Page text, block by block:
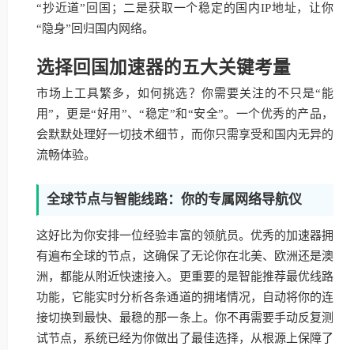
“抄近道”回国；二是获取一个稳定的国内IP地址，让你
“隐身”回归国内网络。
选择回国加速器的五大关键考量
市场上工具繁多，如何挑选？你需要关注的不只是“能
用”，更是“好用”、“稳定”和“安全”。一个优秀的产品，
会默默处理好一切技术细节，而你只需享受和国内无异的
流畅体验。
全球节点与智能线路：你的专属网络导航仪
这好比为你安排一位经验丰富的领航员。优秀的加速器拥
有遍布全球的节点，这确保了无论你在北美、欧洲还是澳
洲，都能从附近快速接入。更重要的是智能推荐最优线路
功能，它能实时分析各条通道的拥堵情况，自动将你的连
接切换到最快、最稳的那一条上。你不再需要手动反复测
试节点，系统已经为你做出了最佳选择，从根源上保障了